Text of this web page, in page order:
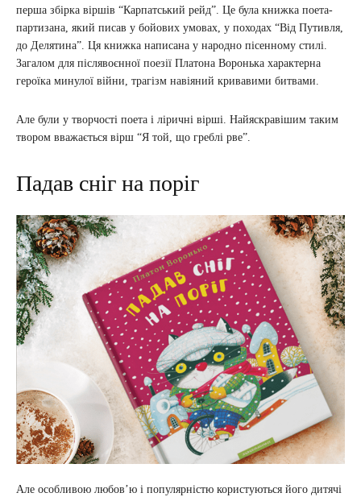
перша збірка віршів “Карпатський рейд”. Це була книжка поета-
партизана, який писав у бойових умовах, у походах “Від Путивля,
до Делятина”. Ця книжка написана у народно пісенному стилі.
Загалом для післявоєнної поезії Платона Воронька характерна
героїка минулої війни, трагізм навіяний кривавими битвами.
Але були у творчості поета і ліричні вірші. Найяскравішим таким
твором вважається вірш “Я той, що греблі рве”.
Падав сніг на поріг
Але особливою любов’ю і популярністю користуються його дитячі